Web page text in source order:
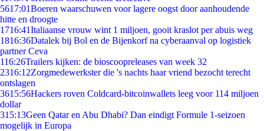
5617:01Boeren waarschuwen voor lagere oogst door aanhoudende
hitte en droogte
1716:41Italiaanse vrouw wint 1 miljoen, gooit kraslot per abuis weg
1816:36Datalek bij Bol en de Bijenkorf na cyberaanval op logistiek
partner Ceva
116:26Trailers kijken: de bioscoopreleases van week 32
2316:12Zorgmedewerkster die 's nachts haar vriend bezocht terecht
ontslagen
3615:56Hackers roven Coldcard-bitcoinwallets leeg voor 114 miljoen
dollar
315:13Geen Qatar en Abu Dhabi? Dan eindigt Formule 1-seizoen
mogelijk in Europa